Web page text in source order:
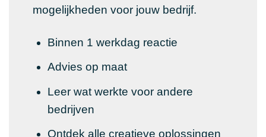
mogelijkheden voor jouw bedrijf.
Binnen 1 werkdag reactie
Advies op maat
Leer wat werkte voor andere
bedrijven
Ontdek alle creatieve oplossingen